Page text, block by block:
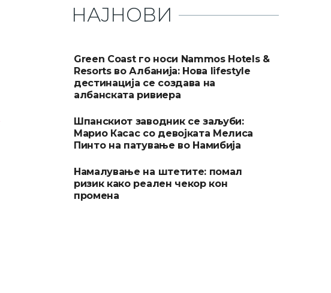
НАЈНОВИ
Green Coast го носи Nammos Hotels &
Resorts во Албанија: Нова lifestyle
дестинација се создава на
албанската ривиера
Шпанскиот заводник се заљуби:
Марио Касас со девојката Мелиса
Пинто на патување во Намибија
Намалување на штетите: помал
ризик како реален чекор кон
промена